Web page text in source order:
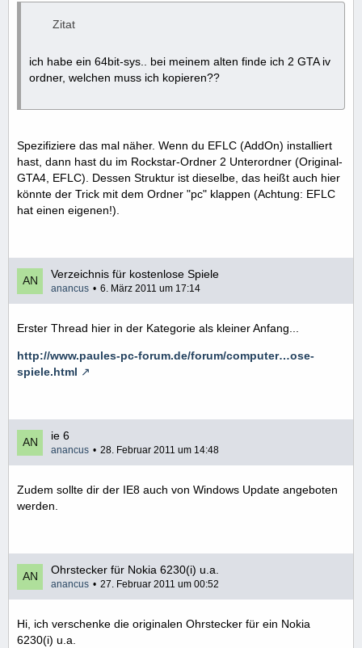
Zitat
ich habe ein 64bit-sys.. bei meinem alten finde ich 2 GTA iv
ordner, welchen muss ich kopieren??
Spezifiziere das mal näher. Wenn du EFLC (AddOn) installiert
hast, dann hast du im Rockstar-Ordner 2 Unterordner (Original-
GTA4, EFLC). Dessen Struktur ist dieselbe, das heißt auch hier
könnte der Trick mit dem Ordner "pc" klappen (Achtung: EFLC
hat einen eigenen!).
Verzeichnis für kostenlose Spiele
anancus 6. März 2011 um 17:14
Erster Thread hier in der Kategorie als kleiner Anfang...
http://www.paules-pc-forum.de/forum/computer…ose-
spiele.html
ie 6
anancus 28. Februar 2011 um 14:48
Zudem sollte dir der IE8 auch von Windows Update angeboten
werden.
Ohrstecker für Nokia 6230(i) u.a.
anancus 27. Februar 2011 um 00:52
Hi, ich verschenke die originalen Ohrstecker für ein Nokia
6230(i) u.a.